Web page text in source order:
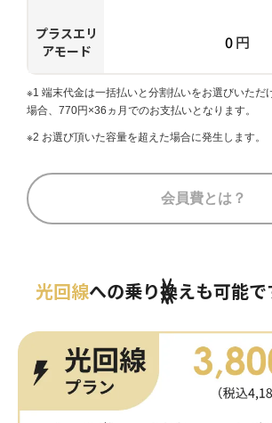
プラスエリ
アモード
0円
※1 端末代金は一括払いと分割払いをお選びいただ
場合、770円×36ヵ月でのお支払いとなります。
※2 お選び頂いた容量を超えた場合に発生します。
会員費とは？
光回線への乗り換えも可能で